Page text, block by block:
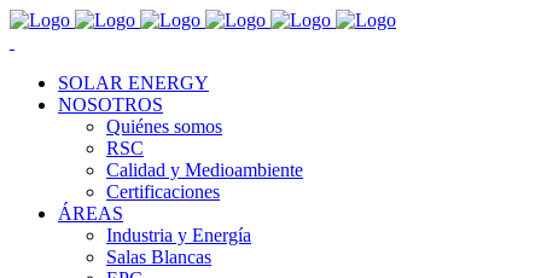
SOLAR ENERGY
NOSOTROS
Quiénes somos
RSC
Calidad y Medioambiente
Certificaciones
ÁREAS
Industria y Energía
Salas Blancas